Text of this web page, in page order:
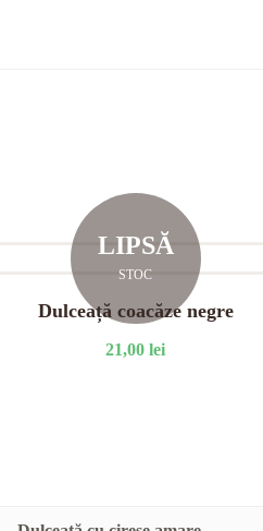
LIPSĂ
STOC
Dulceață coacăze negre
21,00lei